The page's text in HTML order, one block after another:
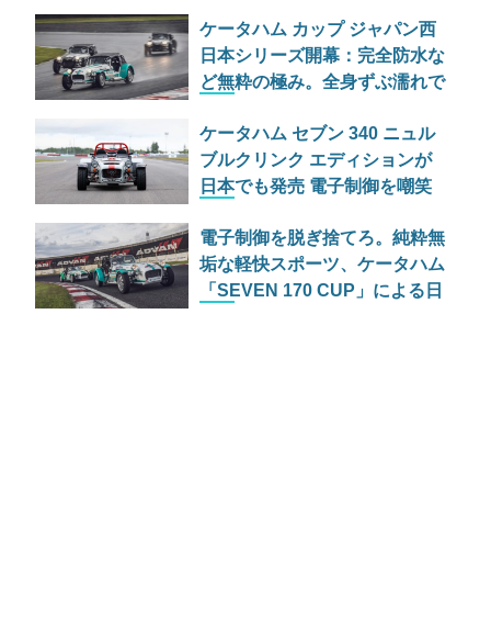
ケータハム カップ ジャパン西
日本シリーズ開幕：完全防水な
ど無粋の極み。全身ずぶ濡れで
義の狂宴
ケータハム セブン 340 ニュル
ブルクリンク エディションが
日本でも発売 電子制御を嘲笑
符
電子制御を脱ぎ捨てろ。純粋無
垢な軽快スポーツ、ケータハム
「SEVEN 170 CUP」による日